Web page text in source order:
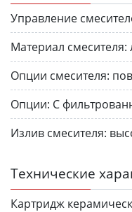
Управление
Материал смесителя:
Опции смесителя:
Опции: С
Излив смесителя:
Технические
Картридж